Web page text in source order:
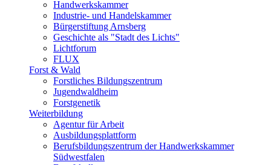
Handwerkskammer
Industrie- und Handelskammer
Bürgerstiftung Arnsberg
Geschichte als "Stadt des Lichts"
Lichtforum
FLUX
Forst & Wald
Forstliches Bildungszentrum
Jugendwaldheim
Forstgenetik
Weiterbildung
Agentur für Arbeit
Ausbildungsplattform
Berufsbildungszentrum der Handwerkskammer
Südwestfalen